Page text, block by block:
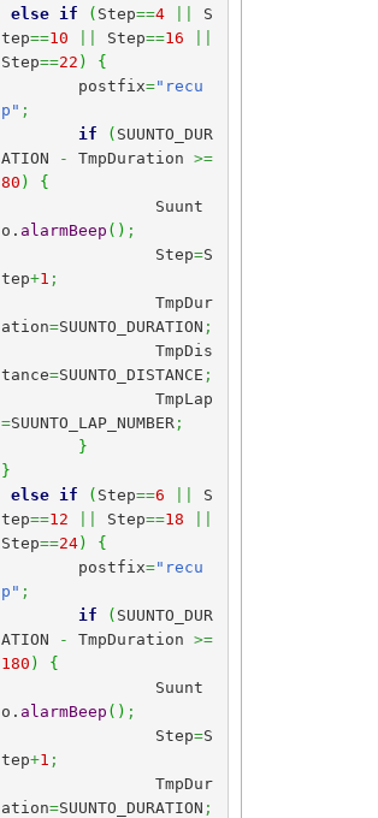
else
if ( Step==4
S
tep==10 Step==16
Step==22 )
{
	postfix
="recu
p" ;
if
( SUUNTO_DUR
ATION
- TmpDuration >=
80 )
{
o. alarmBeep ( ) ;
		Step
=S
tep+1 ;
ation=SUUNTO_DURATION ;
tance=SUUNTO_DISTANCE ;
		TmpLap
=SUUNTO_LAP_NUMBER ;
}
}
else
if ( Step==6
S
tep==12 Step==18
Step==24)
{
	postfix
="recu
p" ;
if
( SUUNTO_DUR
ATION
- TmpDuration >=
180 )
{
o. alarmBeep ( ) ;
		Step
=S
tep+1 ;
ation=SUUNTO_DURATION ;